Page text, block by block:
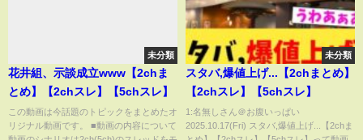
未分類
花井組、示談成立www【2chま
とめ】【2chスレ】【5chスレ】
この動画は今話題のトピックをまとめたオ
リジナル動画です。 ■動画の内容について
未分類
スタバ,爆値上げ...【2chまとめ】
【2chスレ】【5chスレ】
1:名無しさん＠お腹いっぱい
2025.10.17(Fri) スタバ,爆値上げ...【2chま